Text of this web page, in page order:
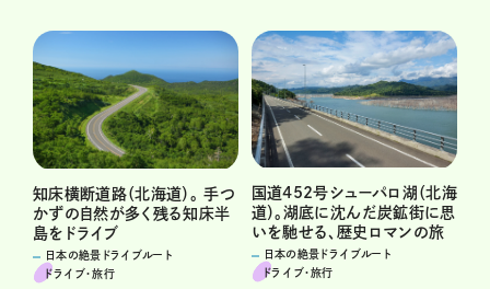
知床横断道路（北海道）。 手つ
かずの自然が多く残る知床半
島をドライブ
日本の絶景ドライブルート
ドライブ･旅行
国道452号シューパロ湖（北海
道）。湖底に沈んだ炭鉱街に思
いを馳せる、歴史ロマンの旅
日本の絶景ドライブルート
ドライブ･旅行